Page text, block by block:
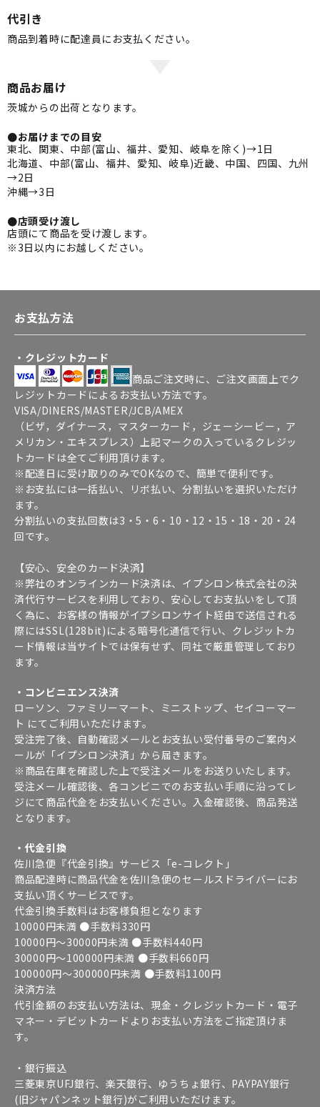
代引き
商品到着時に配達員にお支払ください。
商品お届け
茨城からの出荷となります。
●お届けまでの目安
東北、関東、中部(富山、福井、愛知、岐阜を除く)→1日
北海道、中部(富山、福井、愛知、岐阜)近畿、中国、四国、九州
→2日
沖縄→3日
●店頭受け渡し
店頭にて商品を受け渡します。
※3日以内にお越しください。
お支払方法
・クレジットカード
商品ご注文時に、ご注文画面上でク
レジットカードによるお支払い方法です。
VISA/DINERS/MASTER/JCB/AMEX
（ビザ，ダイナース，マスターカード，ジェーシービー，ア
メリカン・エキスプレス）上記マークの入っているクレジッ
トカードは全てご利用頂けます。
※配達日に受け取りのみでOKなので、簡単で便利です。
※お支払には一括払い、リボ払い、分割払いを選択いただけ
ます。
分割払いの支払回数は3・5・6・10・12・15・18・20・24
回です。
【安心、安全のカード決済】
※弊社のオンラインカード決済は、イプシロン株式会社の決
済代行サービスを利用しており、安心してお支払いをして頂
く為に、お客様の情報がイプシロンサイト経由で送信される
際にはSSL(128bit)による暗号化通信で行い、クレジットカ
ード情報は当サイトでは保有せず、同社で厳重管理しており
ます。
・コンビニエンス決済
ローソン、ファミリーマート、ミニストップ、セイコーマー
ト にてご利用いただけます。
受注完了後、自動確認メールとお支払い受付番号のご案内メ
ールが「イプシロン決済」から届きます。
※商品在庫を確認した上で受注メールをお送りいたします。
受注メール確認後、各コンビニでのお支払い手順に沿ってレ
ジにて商品代金をお支払いください。入金確認後、商品発送
となります。
・代金引換
佐川急便『代金引換』サービス「e-コレクト」
商品配達時に商品代金を佐川急便のセールスドライバーにお
支払い頂くサービスです。
代金引換手数料はお客様負担となります
10000円未満 ●手数料330円
10000円～30000円未満 ●手数料440円
30000円～100000円未満 ●手数料660円
100000円～300000円未満 ●手数料1100円
決済方法
代引金額のお支払い方法は、現金・クレジットカード・電子
マネー・デビットカードよりお支払い方法をご指定頂けま
す。
・銀行振込
三菱東京UFJ銀行、楽天銀行、ゆうちょ銀行、PAYPAY銀行
(旧ジャパンネット銀行)がご利用いただけます。